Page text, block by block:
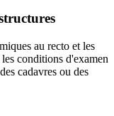
au recto et les
conditions d'examen
cadavres ou des